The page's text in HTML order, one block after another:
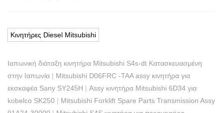
Κινητήρες Diesel Mitsubishi
Ιαπωνική διάταξη κινητήρα Mitsubishi S4s-dt Κατασκευασμένη
στην Ιαπωνία | Mitsubishi D06FRC -TAA assy κινητήρα για
εκσκαφέα Sany SY245H | Assy κινητήρα Mitsubishi 6D34 για
kobelco SK250 | Mitsubishi Forklift Spare Parts Transmission Assy